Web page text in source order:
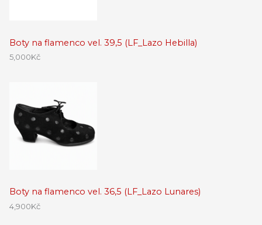
Boty na flamenco vel. 39,5 (LF_Lazo Hebilla)
5,000Kč
Boty na flamenco vel. 36,5 (LF_Lazo Lunares)
4,900Kč